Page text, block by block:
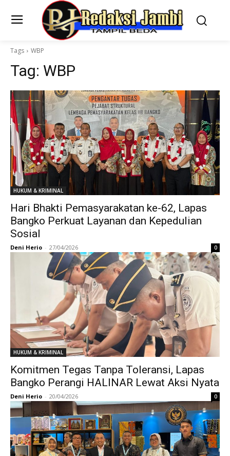
Tags WBP
Tag: WBP
HUKUM & KRIMINAL
Hari Bhakti Pemasyarakatan ke-62, Lapas
Bangko Perkuat Layanan dan Kepedulian
Sosial
Deni Herio - 27/04/2026 0
HUKUM & KRIMINAL
Komitmen Tegas Tanpa Toleransi, Lapas
Bangko Perangi HALINAR Lewat Aksi Nyata
Deni Herio - 20/04/2026 0